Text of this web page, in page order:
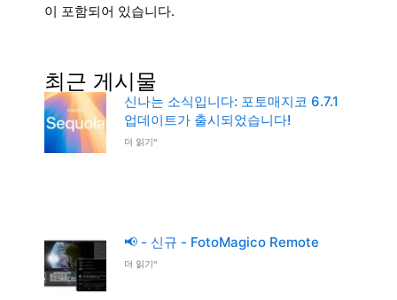
이 포함되어 있습니다.
최근 게시물
신나는 소식입니다: 포토매지코 6.7.1
업데이트가 출시되었습니다!
더 읽기"
📢 - 신규 - FotoMagico Remote
더 읽기"